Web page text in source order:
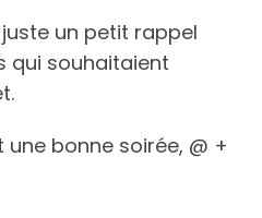
un petit rappel
qui souhaitaient
bonne soirée, @ +